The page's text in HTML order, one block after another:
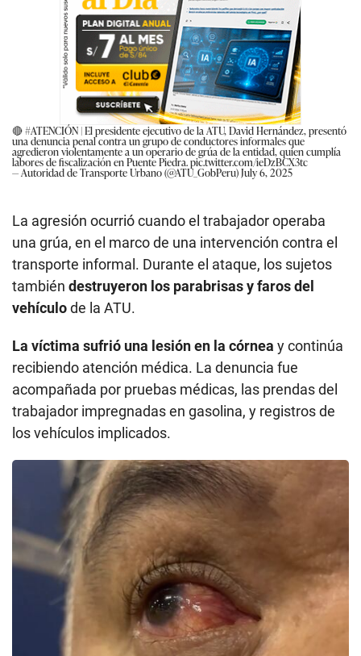
🔴#ATENCIÓN | El presidente ejecutivo de la ATU, David Hernández, presentó
una denuncia penal contra un grupo de conductores informales que
agredieron violentamente a un operario de grúa de la entidad, quien cumplía
labores de fiscalización en Puente Piedra.pic.twitter.com/ieDzBCX3tc
— Autoridad de Transporte Urbano (@ATU_GobPeru)July 6, 2025
La agresión ocurrió cuando el trabajador operaba
una grúa, en el marco de una intervención contra el
transporte informal. Durante el ataque, los sujetos
también destruyeron los parabrisas y faros del
vehículode la ATU.
La víctima sufrió una lesión en la córnea y continúa
recibiendo atención médica. La denuncia fue
acompañada por pruebas médicas, las prendas del
trabajador impregnadas en gasolina, y registros de
los vehículos implicados.